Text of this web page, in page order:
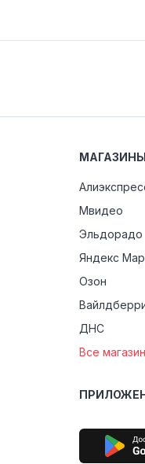
МАГАЗИНЫ
Мвидео
Эльдорадо
Яндекс
Озон
ДНС
Все